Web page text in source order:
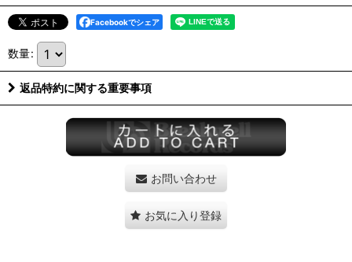
Facebookでシェア
数量:
返品特約に関する重要事項
お問い合わせ
お気に入り登録